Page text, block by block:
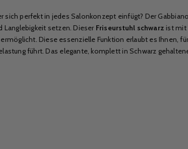
perfekt in jedes Salonkonzept einfügt? Der
Langlebigkeit setzen. Dieser Friseurstuhl schwarz ist mit
Diese essenzielle Funktion erlaubt es Ihnen,
führt. Das elegante, komplett in Schwarz